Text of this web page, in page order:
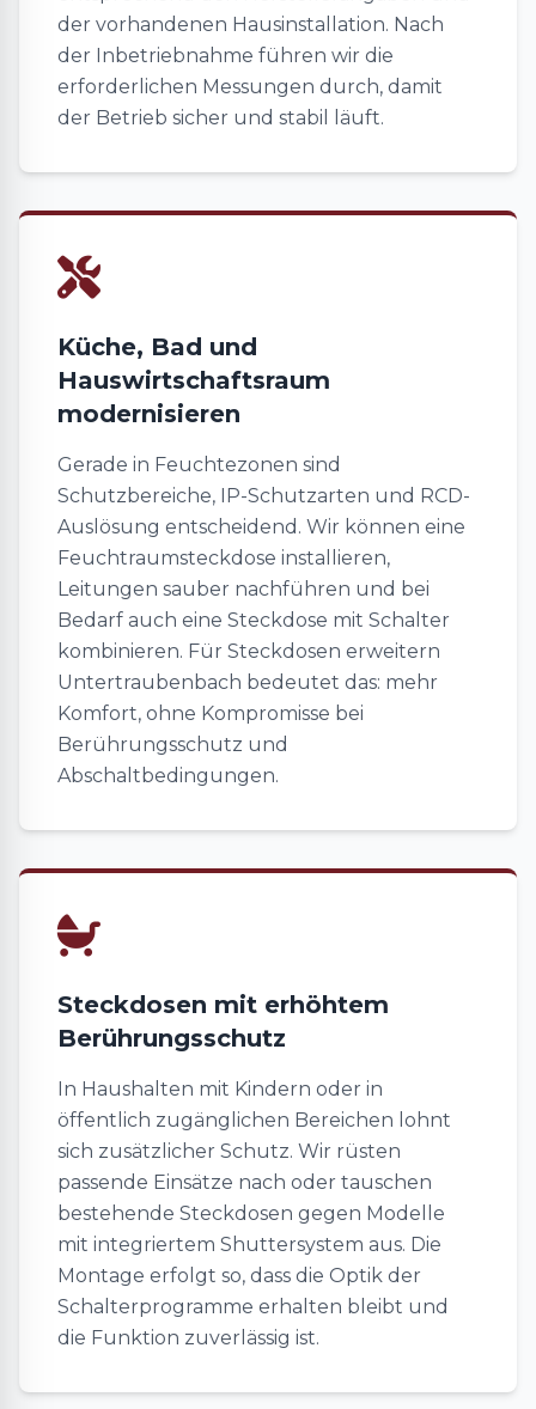
der vorhandenen Hausinstallation. Nach
der Inbetriebnahme führen wir die
erforderlichen Messungen durch, damit
der Betrieb sicher und stabil läuft.
Küche, Bad und
Hauswirtschaftsraum
modernisieren
Gerade in Feuchtezonen sind
Schutzbereiche, IP-Schutzarten und RCD-
Auslösung entscheidend. Wir können eine
Feuchtraumsteckdose installieren,
Leitungen sauber nachführen und bei
Bedarf auch eine Steckdose mit Schalter
kombinieren. Für Steckdosen erweitern
Untertraubenbach bedeutet das: mehr
Komfort, ohne Kompromisse bei
Berührungsschutz und
Abschaltbedingungen.
Steckdosen mit erhöhtem
Berührungsschutz
In Haushalten mit Kindern oder in
öffentlich zugänglichen Bereichen lohnt
sich zusätzlicher Schutz. Wir rüsten
passende Einsätze nach oder tauschen
bestehende Steckdosen gegen Modelle
mit integriertem Shuttersystem aus. Die
Montage erfolgt so, dass die Optik der
Schalterprogramme erhalten bleibt und
die Funktion zuverlässig ist.